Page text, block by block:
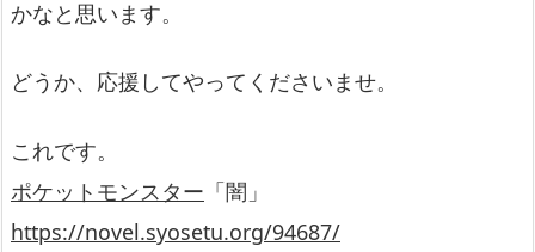
かなと思います。
どうか、応援してやってくださいませ。
これです。
ポケットモンスター 「闇」
https://novel.syosetu.org/94687/